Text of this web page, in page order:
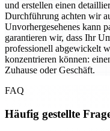
und erstellen einen
Durchführung achten wir
Unvorhergesehenes kann
garantieren wir, dass Ihr
professionell abgewickelt
konzentrieren können:
Zuhause oder Geschäft.
FAQ
Häufig gestellte